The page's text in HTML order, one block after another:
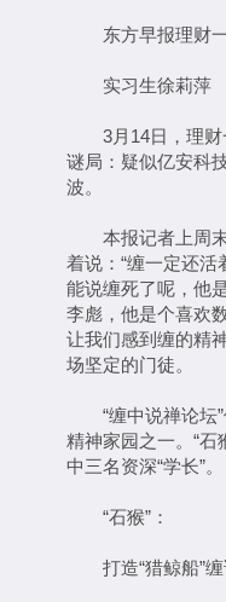
东方早报理财一
实习生徐莉萍
3月14日，理财
谜局：疑似亿安科
波。
本报记者上周末
着说：“缠一定还活
能说缠死了呢，他
李彪，他是个喜欢
让我们感到缠的精
场坚定的门徒。
“缠中说禅论坛”
精神家园之一。“石
中三名资深“学长”。
“石猴”：
打造“猎鲸船”缠